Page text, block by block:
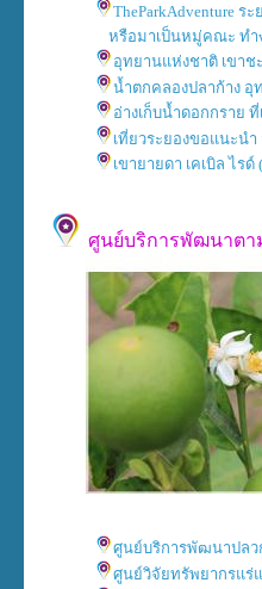
TheParkAdventure
หรือมาเป็นหมู่คณะ ทำ
อุทยานแห่งชาติ เขาชะ
น้ำตกคลองปลาก้าง อุ
อ่างเก็บน้ำดอกกราย
เที่ยวระยองขอแนะน
เขายายดา เคเบิล ไร
ศูนย์บริการพัฒนาตา
ศูนย์บริการพัฒนาปลว
ศูนย์วิจัยทรัพยากรแร่